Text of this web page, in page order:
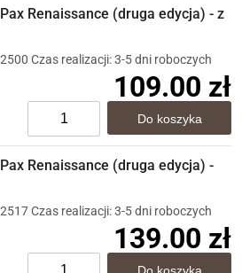
Renaissance (druga edycja) - z
Czas realizacji: 3-5 dni roboczych
109.00 zł
Renaissance (druga edycja) -
Czas realizacji: 3-5 dni roboczych
139.00 zł